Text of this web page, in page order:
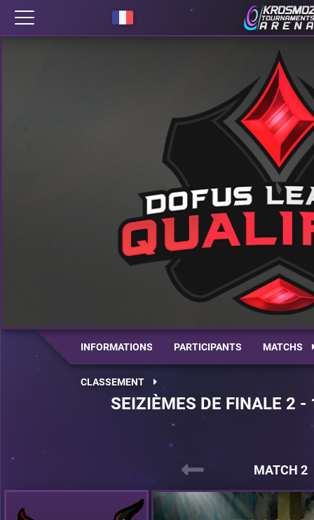
INFORMATIONS PARTICIPANTS MATCHS
CLASSEMENT
SEIZIÈMES DE FINALE 2
MATCH 2